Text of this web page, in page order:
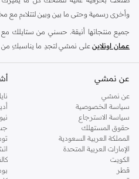
وأخرى رسمية وحتى ما بين وبين لتتلاءم مع
جميع منتجاتها أنيقة. حسني من ستايلك مع
عمان اونلاين على نمشي لتجدِ ما يناسبكِ من
شنط الدو
تعد متاجر الدو الكندية للتجزئة الوجهة
بنهجها في التفكير المستقبلي للصنادل
المجوهرات
. سواء كنت تبحث عن تحديث
المثالية لاناقة عطلة نهاية الأسبوع أو فترة
التي تتطابق مع مناسبة مسائية ، نقدم لك ما
ان تشكيلة الأحذية النسائية من هذه العلامة
عن نمشي
عن نمشي
سياسة الخصوصية
سياسة الاسترجاع
حقوق المستهلك
المملكة العربية السعودية
الإمارات العربية المتحدة
الكويت
قطر